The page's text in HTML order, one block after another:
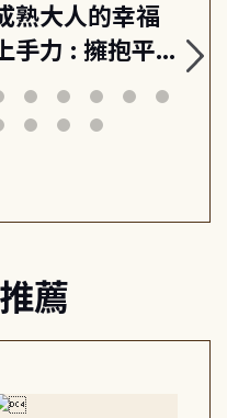
熟大人的幸福
手力 : 擁抱平
中的每個燦爛
刻, 給匱乏世代
球
薦